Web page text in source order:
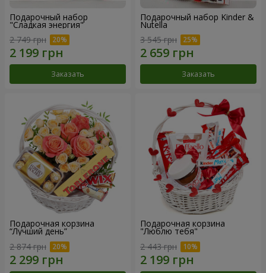
Подарочный набор
"Сладкая энергия"
2 749 грн
Заказать
Подарочный набор Kinder &
Nutella
3 545 грн
Заказать
Подарочная корзина
“Лучший день”
2 874 грн
Подарочная корзина
"Люблю тебя"
2 443 грн